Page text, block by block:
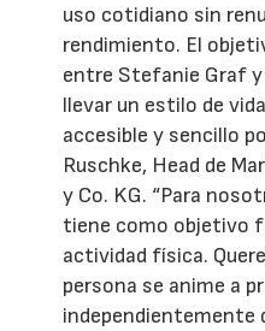
uso cotidiano sin
rendimiento. El
entre Stefanie Graf y
llevar un estilo de
accesible y sencillo
Ruschke, Head de
y Co. KG. “Para
tiene como objetivo
actividad física.
persona se anime a
independientemente